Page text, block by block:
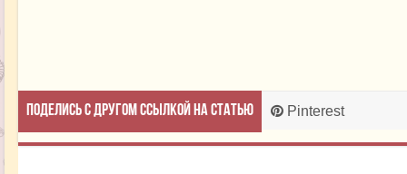
Поделись с другом ссылкой на статью Pinterest